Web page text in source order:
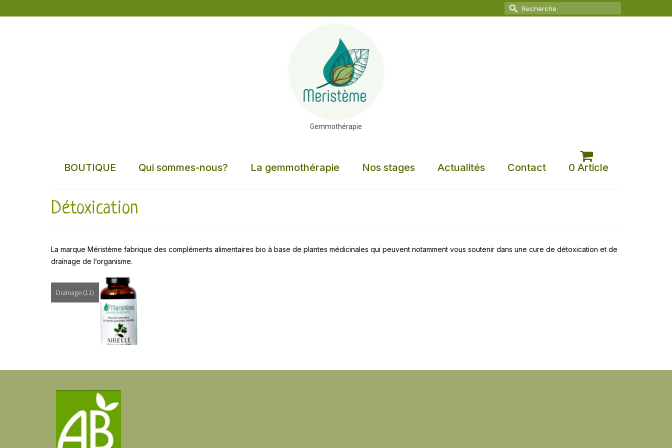
Rechercher :
Gemmothérapie
BOUTIQUE Qui sommes-nous? La gemmothérapie Nos stages Actualités Contact 0 Article
Détoxication
La marque Méristème fabrique des compléments alimentaires bio à base de plantes médicinales qui peuvent notamment vous soutenir dans une cure de détoxication et de
drainage de l’organisme.
Drainage (11)